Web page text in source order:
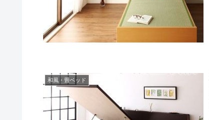
和風・畳ベッド